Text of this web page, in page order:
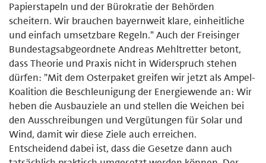
Papierstapeln und der Bürokratie der Behörden
scheitern. Wir brauchen bayernweit klare, einheitliche
und einfach umsetzbare Regeln." Auch der Freisinger
Bundestagsabgeordnete Andreas Mehltretter betont,
dass Theorie und Praxis nicht in Widerspruch stehen
dürfen: "Mit dem Osterpaket greifen wir jetzt als Ampel-
Koalition die Beschleunigung der Energiewende an: Wir
heben die Ausbauziele an und stellen die Weichen bei
den Ausschreibungen und Vergütungen für Solar und
Wind, damit wir diese Ziele auch erreichen.
Entscheidend dabei ist, dass die Gesetze dann auch